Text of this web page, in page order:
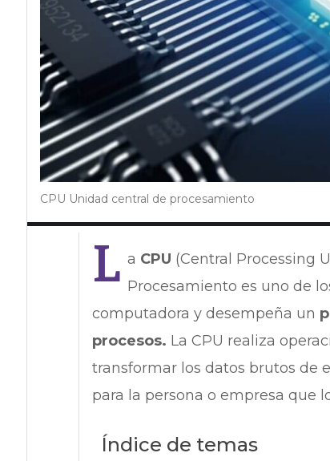
CPU Unidad central de procesamiento
L a CPU (Central Processing
Procesamiento es uno de
computadora y desempeña un
procesos. La CPU realiza
transformar los datos brutos de
para la persona o empresa que
Índice de temas